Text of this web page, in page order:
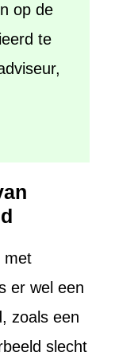
op de
te
met
er wel een
zoals een
slecht